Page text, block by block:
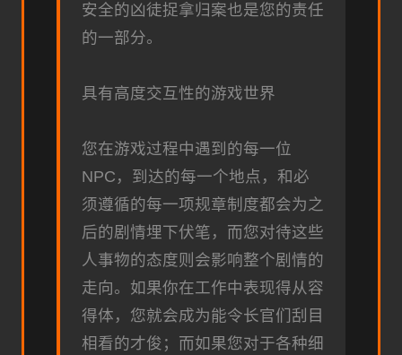
安全的凶徒捉拿归案也是您的责任
的一部分。
具有高度交互性的游戏世界
您在游戏过程中遇到的每一位
NPC，到达的每一个地点，和必
须遵循的每一项规章制度都会为之
后的剧情埋下伏笔，而您对待这些
人事物的态度则会影响整个剧情的
走向。如果你在工作中表现得从容
得体，您就会成为能令长官们刮目
相看的才俊；而如果您对于各种细